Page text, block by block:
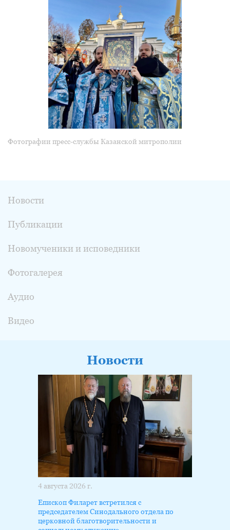
Фотографии пресс-службы Казанской митрополии
Новости
Публикации
Новомученики и исповедники
Фотогалерея
Аудио
Видео
Новости
4 августа 2026 г.
Епископ Филарет встретился с
председателем Синодального отдела по
церковной благотворительности и